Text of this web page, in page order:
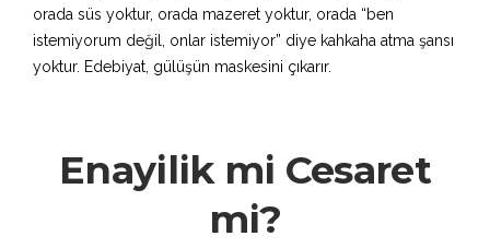
orada süs yoktur, orada mazeret yoktur, orada “ben
istemiyorum değil, onlar istemiyor” diye kahkaha atma şansı
yoktur. Edebiyat, gülüşün maskesini çıkarır.
Enayilik mi Cesaret
mi?